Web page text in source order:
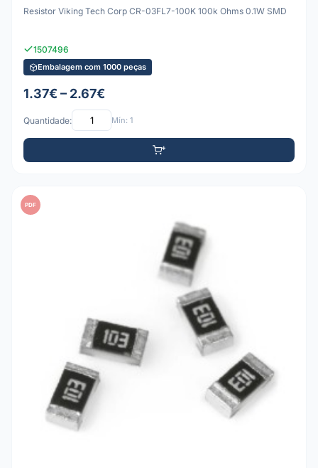
Resistor Viking Tech Corp CR-03FL7-100K 100k Ohms 0.1W SMD
1507496
Embalagem com 1000 peças
1.37€ – 2.67€
Quantidade: Mín: 1
PDF